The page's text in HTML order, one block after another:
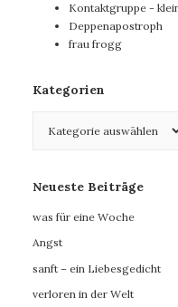
Kontaktgruppe -
Deppenapostroph
frau frogg
Kategorien
Neueste Beiträge
was für eine Woche
Angst
sanft – ein Liebesgedicht
verloren in der Welt